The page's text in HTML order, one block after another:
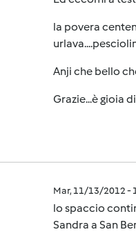
la povera
Anji che bello
Grazie...è gioia
Mar, 11/13/2012 -
lo spaccio
Sandra a San